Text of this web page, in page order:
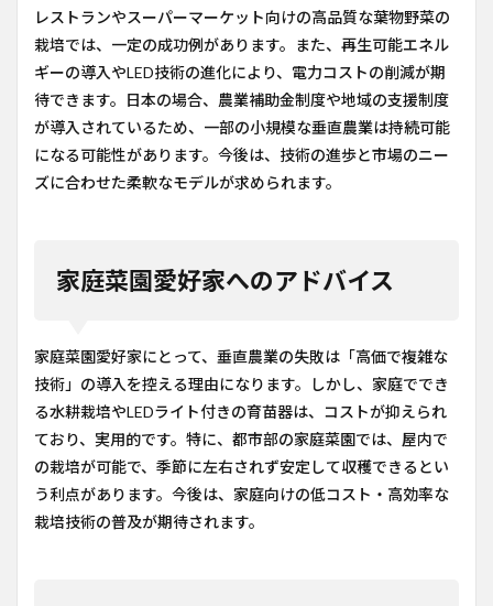
レストランやスーパーマーケット向けの高品質な葉物野菜の
栽培では、一定の成功例があります。また、再生可能エネル
ギーの導入やLED技術の進化により、電力コストの削減が期
待できます。日本の場合、農業補助金制度や地域の支援制度
が導入されているため、一部の小規模な垂直農業は持続可能
になる可能性があります。今後は、技術の進歩と市場のニー
ズに合わせた柔軟なモデルが求められます。
家庭菜園愛好家へのアドバイス
家庭菜園愛好家にとって、垂直農業の失敗は「高価で複雑な
技術」の導入を控える理由になります。しかし、家庭ででき
る水耕栽培やLEDライト付きの育苗器は、コストが抑えられ
ており、実用的です。特に、都市部の家庭菜園では、屋内で
の栽培が可能で、季節に左右されず安定して収穫できるとい
う利点があります。今後は、家庭向けの低コスト・高効率な
栽培技術の普及が期待されます。